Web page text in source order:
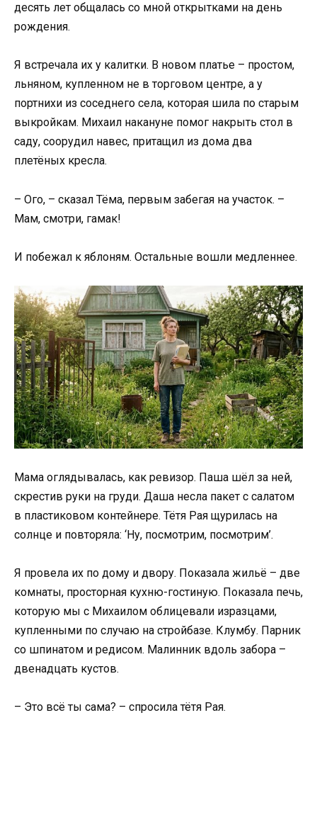
десять лет общалась со мной открытками на день
рождения.
Я встречала их у калитки. В новом платье – простом,
льняном, купленном не в торговом центре, а у
портнихи из соседнего села, которая шила по старым
выкройкам. Михаил накануне помог накрыть стол в
саду, соорудил навес, притащил из дома два
плетёных кресла.
– Ого, – сказал Тёма, первым забегая на участок. –
Мам, смотри, гамак!
И побежал к яблоням. Остальные вошли медленнее.
Мама оглядывалась, как ревизор. Паша шёл за ней,
скрестив руки на груди. Даша несла пакет с салатом
в пластиковом контейнере. Тётя Рая щурилась на
солнце и повторяла: ‘Ну, посмотрим, посмотрим’.
Я провела их по дому и двору. Показала жильё – две
комнаты, просторная кухню-гостиную. Показала печь,
которую мы с Михаилом облицевали изразцами,
купленными по случаю на стройбазе. Клумбу. Парник
со шпинатом и редисом. Малинник вдоль забора –
двенадцать кустов.
– Это всё ты сама? – спросила тётя Рая.